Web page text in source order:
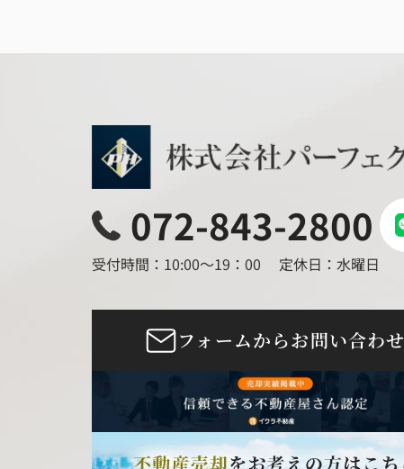
072-843-2800
受付時間：10:00～19：00 定休日：水曜日
フォームからお問い合わせ